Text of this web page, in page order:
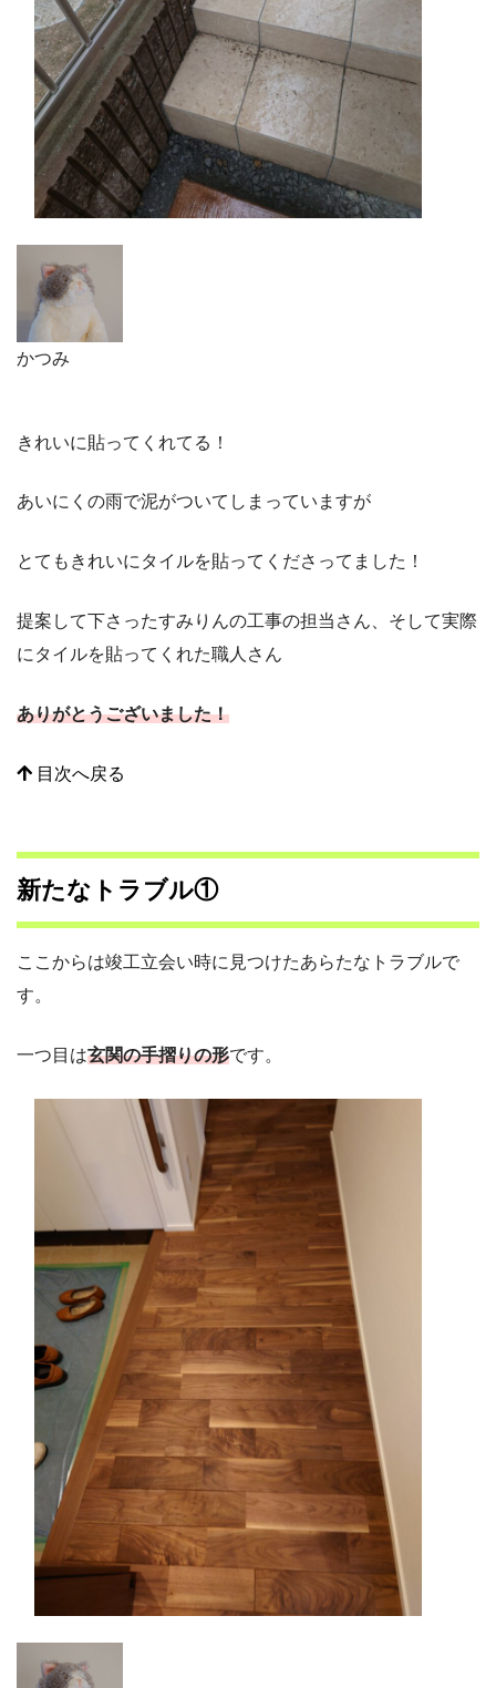
かつみ
きれいに貼ってくれてる！
あいにくの雨で泥がついてしまっていますが
とてもきれいにタイルを貼ってくださってました！
提案して下さったすみりんの工事の担当さん、そして実際
にタイルを貼ってくれた職人さん
ありがとうございました！
目次へ戻る
新たなトラブル①
ここからは竣工立会い時に見つけたあらたなトラブルで
す。
一つ目は玄関の手摺りの形です。